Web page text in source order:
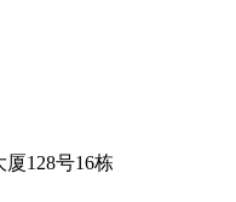
128号16栋